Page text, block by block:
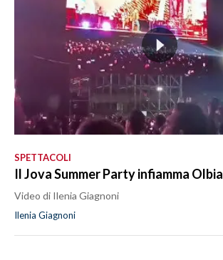
SPETTACOLI
Il Jova Summer Party infiamma Olbia
Video di Ilenia Giagnoni
Ilenia Giagnoni